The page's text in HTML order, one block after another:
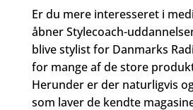
Er du mere interesseret i
åbner Stylecoach-
blive stylist for Danmarks
for mange af de store
Herunder er der naturligvis
som laver de kendte